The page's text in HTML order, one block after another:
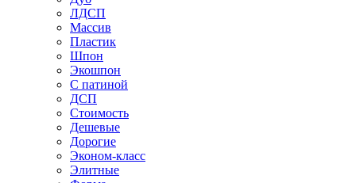
ЛДСП
Массив
Пластик
Шпон
Экошпон
С патиной
ДСП
Стоимость
Дешевые
Дорогие
Эконом-класс
Элитные